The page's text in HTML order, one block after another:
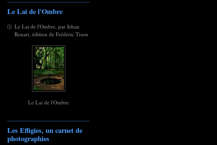
Le Lai de l'Ombre
Le Lai de l'Ombre, par Jehan
Renart, édition de Frédéric Tison
Le Lai de l'Ombre
Les Effigies, un carnet de
photographies